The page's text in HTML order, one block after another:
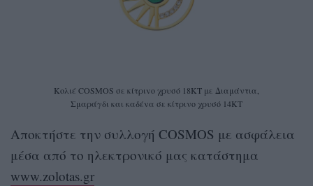
Κολιέ COSMOS σε κίτρινο χρυσό 18ΚΤ με Διαμάντια,
Σμαράγδι και καδένα σε κίτρινο χρυσό 14KT
Αποκτήστε την συλλογή COSMOS με ασφάλεια
μέσα από το ηλεκτρονικό μας κατάστημα
www.zolotas.gr